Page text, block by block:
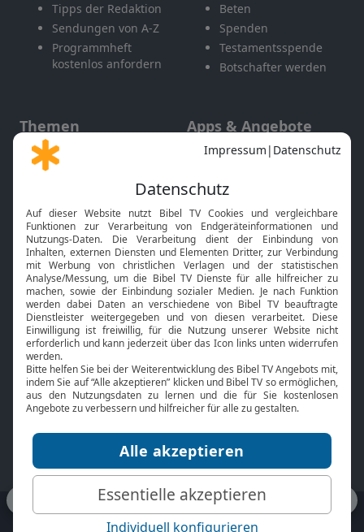
Tipps der Redaktion
Sendungen von A-Z
Programmheft
kostenlos anfordern
Beten
Spenden
Testamentsspende
Botschafter werden
Themen
Gott und Bibel erklärt
Neuigkeiten
Apps & Angebote
Mobile App
Smart TV
HbbTV
Bibelthek Online-Bibel
Nächster Gottesdienst
Bibel TV
Über uns
Jobs
Mediadaten
Service
Kontakt
TV-Empfang
bibeltv.de: Impressum
Datenschutz
Nutzungsbedingungen